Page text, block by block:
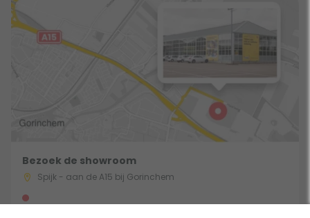
Bezoek de showroom
Spijk - aan de A15 bij Gorinchem